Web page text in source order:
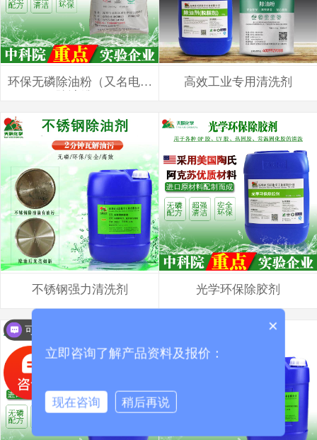
环保无磷除油粉（又名电解
高效工业专用清洗剂
不锈钢强力清洗剂 光学环保除胶剂
×
立即咨询了解产品资料及报价：
现在咨询 稍后再说